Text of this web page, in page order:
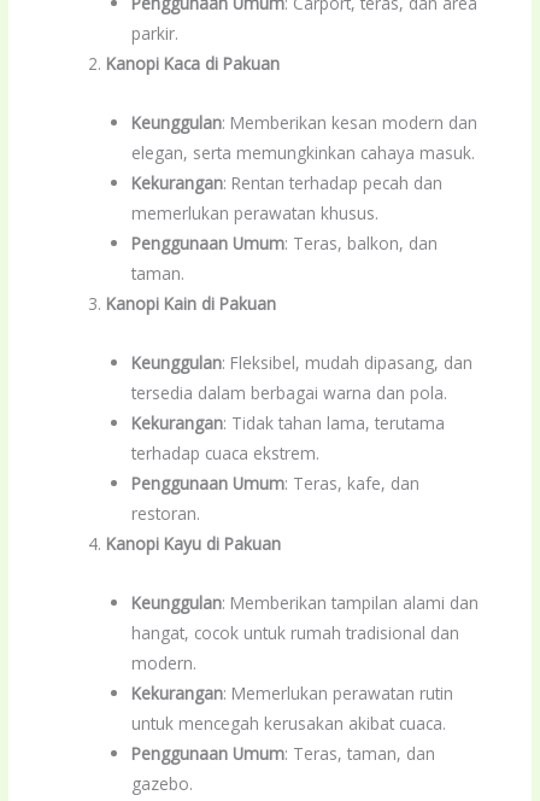
parkir.
Kanopi Kaca di Pakuan
Keunggulan: Memberikan kesan modern dan
elegan, serta memungkinkan cahaya masuk.
Kekurangan: Rentan terhadap pecah dan
memerlukan perawatan khusus.
Penggunaan Umum: Teras, balkon, dan
taman.
Kanopi Kain di Pakuan
Keunggulan: Fleksibel, mudah dipasang, dan
tersedia dalam berbagai warna dan pola.
Kekurangan: Tidak tahan lama, terutama
terhadap cuaca ekstrem.
Penggunaan Umum: Teras, kafe, dan
restoran.
Kanopi Kayu di Pakuan
Keunggulan: Memberikan tampilan alami dan
hangat, cocok untuk rumah tradisional dan
modern.
Kekurangan: Memerlukan perawatan rutin
untuk mencegah kerusakan akibat cuaca.
Penggunaan Umum: Teras, taman, dan
gazebo.